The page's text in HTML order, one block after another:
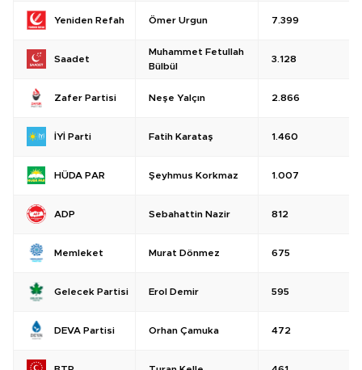
Yeniden Refah Ömer Urgun 7.399
Saadet
Muhammet Fetullah
Bülbül
3.128
Zafer Partisi Neşe Yalçın 2.866
İYİ Parti Fatih Karataş 1.460
HÜDA PAR Şeyhmus Korkmaz 1.007
ADP Sebahattin Nazir 812
Memleket Murat Dönmez 675
Gelecek Partisi Erol Demir 595
DEVA Partisi Orhan Çamuka 472